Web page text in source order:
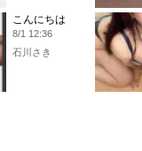
こんにちは
8/1 12:36
石川さき